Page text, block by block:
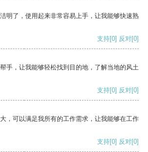
明了，使用起来非常容易上手，让我能够快速熟
支持[0] 反对[0]
手，让我能够轻松找到目的地，了解当地的风土
支持[0] 反对[0]
，可以满足我所有的工作需求，让我能够在工作
支持[0] 反对[0]